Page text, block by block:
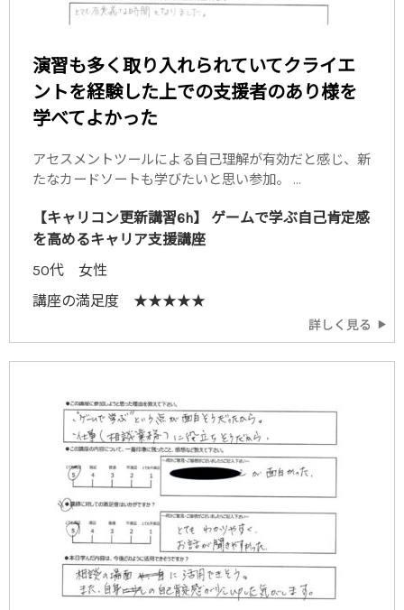
演習も多く取り入れられていてクライエ
ントを経験した上での支援者のあり様を
学べてよかった
アセスメントツールによる自己理解が有効だと感じ、新
たなカードソートも学びたいと思い参加。 ...
【キャリコン更新講習6h】 ゲームで学ぶ自己肯定感
を高めるキャリア支援講座
50代 女性
講座の満足度 ★★★★★